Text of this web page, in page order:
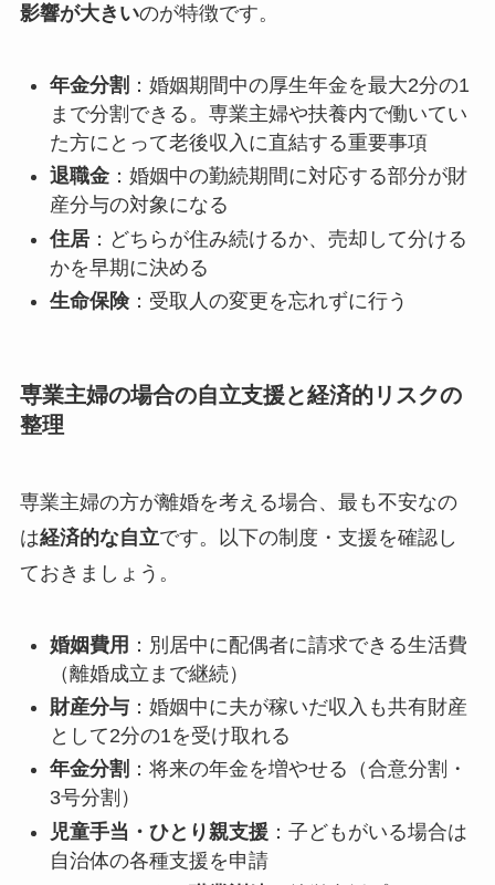
影響が大きいのが特徴です。
年金分割 ：婚姻期間中の厚生年金を最大2分の1
まで分割できる。専業主婦や扶養内で働いてい
た方にとって老後収入に直結する重要事項
退職金：婚姻中の勤続期間に対応する部分が財
産分与の対象になる
住居：どちらが住み続けるか、売却して分ける
かを早期に決める
生命保険：受取人の変更を忘れずに行う
専業主婦の場合の自立支援と経済的リスクの
整理
専業主婦の方が離婚を考える場合、最も不安なの
は経済的な自立です。以下の制度・支援を確認し
ておきましょう。
婚姻費用 ：別居中に配偶者に請求できる生活費
（離婚成立まで継続）
財産分与：婚姻中に夫が稼いだ収入も共有財産
として2分の1を受け取れる
年金分割 ：将来の年金を増やせる（合意分割・
3号分割）
児童手当・ひとり親支援 ：子どもがいる場合は
自治体の各種支援を申請